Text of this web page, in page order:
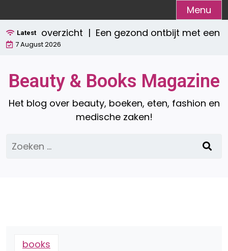
naar
de
inhoud
Menu
Latestoverzicht |Een gezond ontbijt met een
7 August 2026
Beauty & Books Magazine
Het blog over beauty, boeken, eten, fashion en
medische zaken!
Zoeken
naar:
books